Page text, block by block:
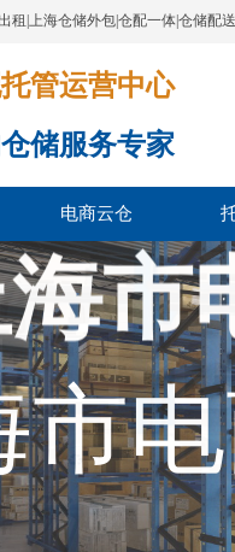
租|上海仓储外包|仓配一体|仓储配
管运营中心​​​​​​​​​​​​​​​​​
储服务专家
电商云仓
国
储
市
市